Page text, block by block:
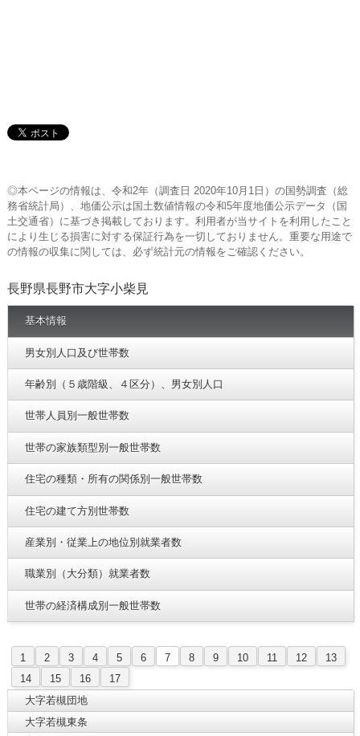
◎本ページの情報は、令和2年（調査日 2020年10月1日）の国勢調査（総
務省統計局）、地価公示は国土数値情報の令和5年度地価公示データ（国
土交通省）に基づき掲載しております。利用者が当サイトを利用したこと
により生じる損害に対する保証行為を一切しておりません。重要な用途で
の情報の収集に関しては、必ず統計元の情報をご確認ください。
長野県長野市大字小柴見
基本情報
男女別人口及び世帯数
年齢別（５歳階級、４区分）、男女別人口
世帯人員別一般世帯数
世帯の家族類型別一般世帯数
住宅の種類・所有の関係別一般世帯数
住宅の建て方別世帯数
産業別・従業上の地位別就業者数
職業別（大分類）就業者数
世帯の経済構成別一般世帯数
1 2 3 4 5 6 7 8 9 10 11 12
13
14
15 16
17
大字若槻団地
大字若槻東条